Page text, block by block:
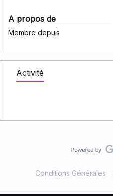
A propos de
Membre depuis
Activité
Conditions Générales